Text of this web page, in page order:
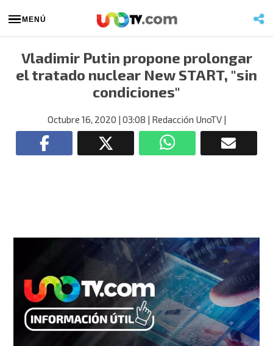
MENÚ
Vladimir Putin propone prolongar
el tratado nuclear New START, "sin
condiciones"
Octubre 16, 2020 | 03:08 | Redacción UnoTV|